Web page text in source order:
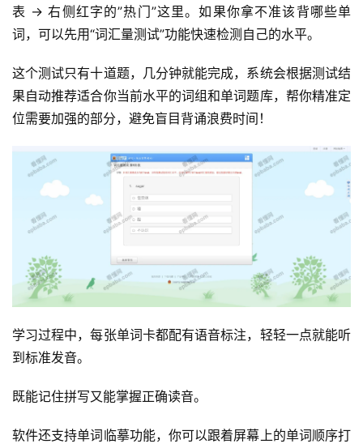
运
营
品
表 → 右侧红字的”热门”这里。如果你拿不准该背哪些单
词，可以先用“词汇量测试”功能快速检测自己的水平。
这个测试只有十道题，几分钟就能完成，系统会根据测试结
果自动推荐适合你当前水平的词组和单词题库，帮你精准定
位需要加强的部分，避免盲目背诵浪费时间！
学习过程中，每张单词卡都配有语音标注，轻轻一点就能听
到标准发音。
既能记住拼写又能掌握正确读音。
软件还支持单词临摹功能，你可以跟着屏幕上的单词顺序打